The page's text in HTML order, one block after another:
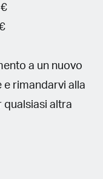
a un nuovo
e rimandarvi alla
qualsiasi altra